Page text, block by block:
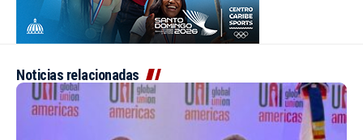
Noticias relacionadas